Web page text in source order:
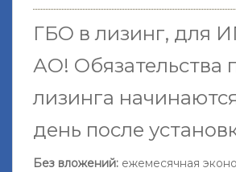
ГБО в лизинг, для
АО! Обязательства
лизинга
день после
Без вложений: ежемесячная